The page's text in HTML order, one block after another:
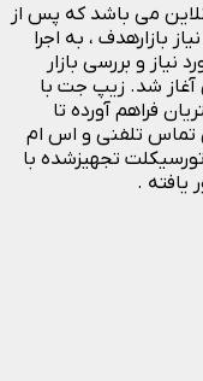
می باشد که پس از
بازارهدف ، به اجرا
و بررسی بازار
شد. زیپ جت با
فراهم آورده تا
تماس تلفنی و اس ام
تجهیزشده با
یافته .